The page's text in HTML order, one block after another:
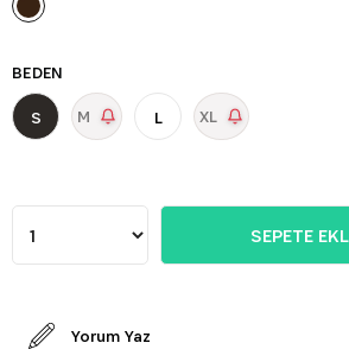
BEDEN
S M L XL
Yorum Yaz